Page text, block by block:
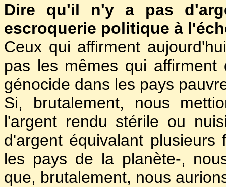
Dire qu'il n'y a pas
escroquerie politique à
Ceux qui affirment
pas les mêmes qui
génocide dans les pays
Si, brutalement, nous
l'argent rendu stérile ou
d'argent équivalant
les pays de la planète-,
que, brutalement, nous